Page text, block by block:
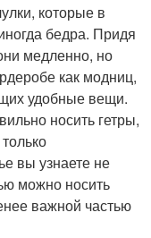
которые в
бедра. Придя
медленно, но
как модниц,
удобные вещи.
носить гетры,
вы узнаете не
можно носить
важной частью